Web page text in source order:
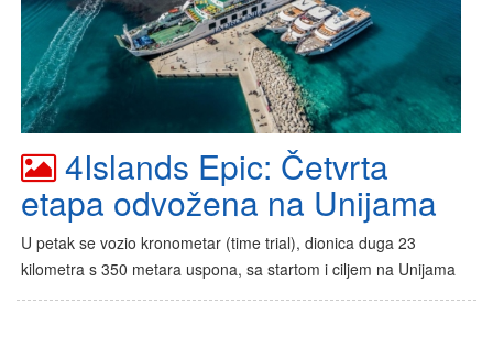
4Islands Epic: Četvrta
etapa odvožena na Unijama
U petak se vozio kronometar (time trial), dionica duga 23
kilometra s 350 metara uspona, sa startom i ciljem na Unijama